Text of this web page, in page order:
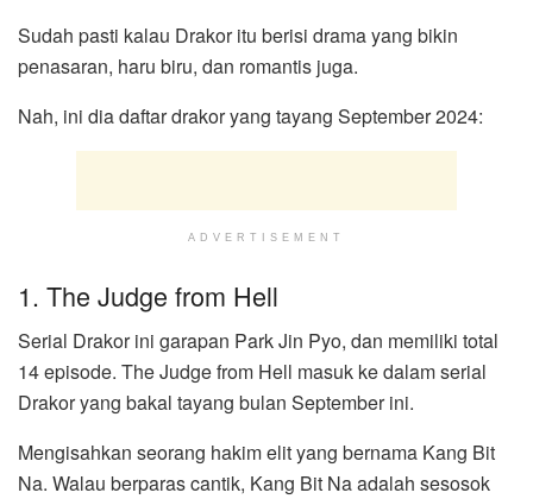
Sudah pasti kalau Drakor itu berisi drama yang bikin
penasaran, haru biru, dan romantis juga.
Nah, ini dia daftar drakor yang tayang September 2024:
ADVERTISEMENT
1. The Judge from Hell
Serial Drakor ini garapan Park Jin Pyo, dan memiliki total
14 episode. The Judge from Hell masuk ke dalam serial
Drakor yang bakal tayang bulan September ini.
Mengisahkan seorang hakim elit yang bernama Kang Bit
Na. Walau berparas cantik, Kang Bit Na adalah sesosok